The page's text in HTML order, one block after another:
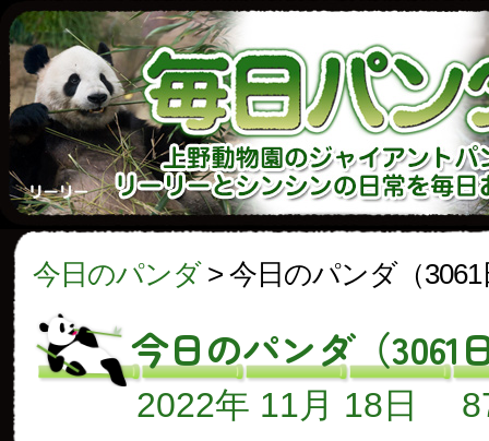
今日のパンダ> 今日のパンダ（3061
今日のパンダ（3061
2022年 11月 18日